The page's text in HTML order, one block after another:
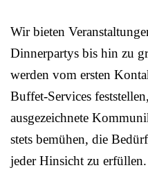
Wir bieten
Dinnerpartys bis hin zu
werden vom ersten
Buffet-Services
ausgezeichnete
stets bemühen, die
jeder Hinsicht zu erfüllen.